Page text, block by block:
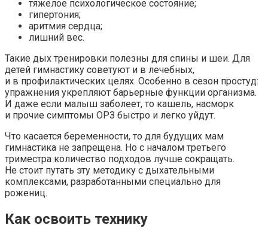
тяжелое психологическое состояние;
гипертония;
аритмия сердца;
лишний вес.
Такие дых тренировки полезны для спины и шеи. Для
детей гимнастику советуют и в лечебных,
и в профилактических целях. Особенно в сезон простуд:
упражнения укрепляют барьерные функции организма.
И даже если малыш заболеет, то кашель, насморк
и прочие симптомы ОРЗ быстро и легко уйдут.
Что касается беременности, то для будущих мам
гимнастика не запрещена. Но с началом третьего
триместра количество подходов лучше сокращать.
Не стоит путать эту методику с дыхательными
комплексами, разработанными специально для
рожениц.
Как освоить технику